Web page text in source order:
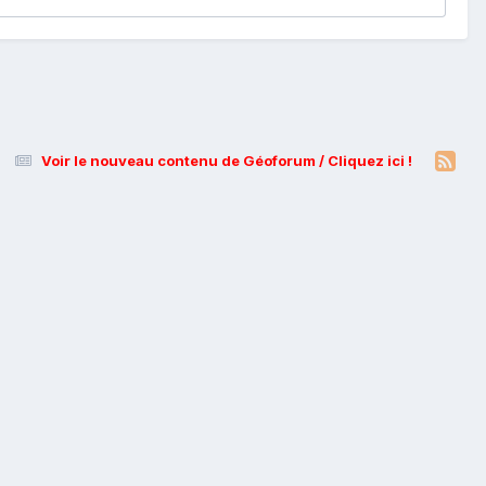
Voir le nouveau contenu de Géoforum / Cliquez ici !